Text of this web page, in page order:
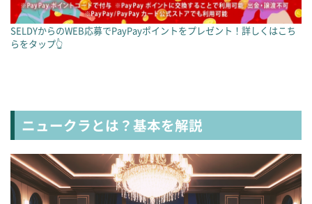
SELDYからのWEB応募でPayPayポイントをプレゼント！詳しくはこち
らをタップ👆
ニュークラとは？基本を解説